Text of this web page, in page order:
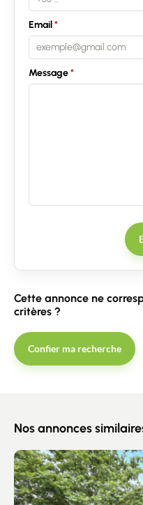
Estimer/
Actualités
Contact
Email
Message
Cette annonce ne
critères ?
Confier ma recherche
Nos annonces